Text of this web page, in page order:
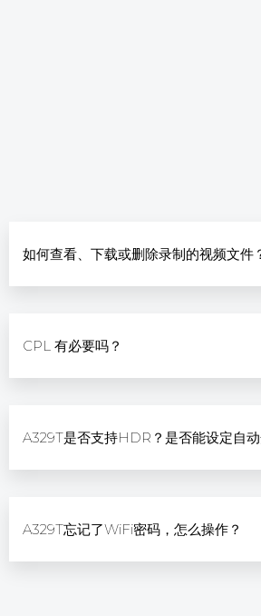
如何查看、下载或删除录制的视频文件
CPL 有必要吗？
A329T是否支持HDR？是否能设定自动
A329T忘记了WiFi密码，怎么操作？